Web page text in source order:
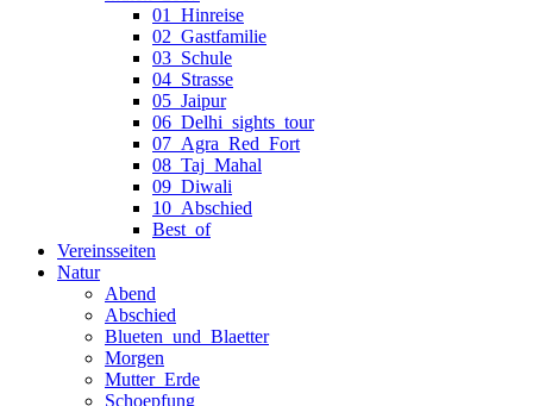
01_Hinreise
02_Gastfamilie
03_Schule
04_Strasse
05_Jaipur
06_Delhi_sights_tour
07_Agra_Red_Fort
08_Taj_Mahal
09_Diwali
10_Abschied
Best_of
Vereinsseiten
Natur
Abend
Abschied
Blueten_und_Blaetter
Morgen
Mutter_Erde
Schoepfung